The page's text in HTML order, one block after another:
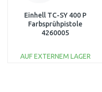
Einhell TC-SY 400 P
Farbsprühpistole
4260005
AUF EXTERNEM LAGER